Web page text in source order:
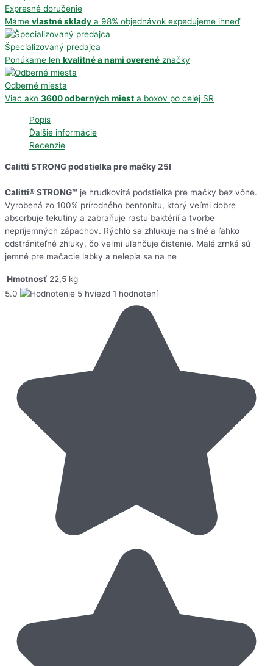
Expresné doručenie
Máme vlastné sklady a 98% objednávok expedujeme ihneď
Špecializovaný predajca
Ponúkame len kvalitné a nami overené značky
Odberné miesta
Viac ako 3600 odberných miest a boxov po celej SR
Popis
Ďalšie informácie
Recenzie
Calitti STRONG podstielka pre mačky 25l
Calitti® STRONG™ je hrudkovitá podstielka pre mačky bez vône.
Vyrobená zo 100% prírodného bentonitu, ktorý veľmi dobre
absorbuje tekutiny a zabraňuje rastu baktérií a tvorbe
nepríjemných zápachov. Rýchlo sa zhlukuje na silné a ľahko
odstrániteľné zhluky, čo veľmi uľahčuje čistenie. Malé zrnká sú
jemné pre mačacie labky a nelepia sa na ne
Hmotnosť 22,5 kg
5.0
1 hodnotení